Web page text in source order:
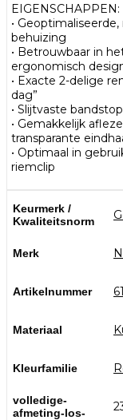
EIGENSCHAPPEN:
•
behuizing
• Betrouwbaar in
ergonomisch
• Exacte 2-delige
dag”
• Slijtvaste
• Gemakkelijk
transparante
• Optimaal in
riemclip
Keurmerk /
Kwaliteitsnorm
Merk
Artikelnummer
Materiaal
Kleurfamilie
volledige-
afmeting-los-